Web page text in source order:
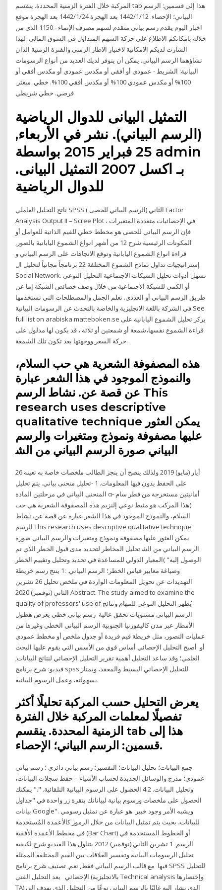
المركبة خلال الفترة الزمنية المحددة. ينقسم tab هذا إلى قسمين: الرسم
البياني؛ الإحصاء. 12‏‏/1‏‏/1442 بعد الهجرة 24‏‏/1‏‏/1442 بعد الهجرة موقع
اخبار اليوم يقدم رسم بياني متقدم لسهم مصرف الإنماء - 1150 الذي من
خلاله بامكانكم الاطلاع على حركة السهم المتداول في السوق المالي. لهذا
الشارت لديكم الامكانية لاختيار الاطار الزمني والفترة الزمنية الذان
تشاؤهما الرسم البياني. يمكن أن يتوفر لديك العديد من أنواع الرسومات
البيانية: الشريط - عمودي أو أفقي أو مكدس عمودي أو مكدس أفقي أو
100% أو مكدس عمودي 100% أو مكدس أفقي 100%. خطي. مبعثر.
قرصي. خطي شريطي
التمثيل البيانى للدوال الرياضية
(الرسم البياني). نشر في الأربعاء,
25 فبراير 2015 بواسطة admin
.بـ اكسل 2007 التمثيل البيانى
للدوال الرياضية
ناتج التحليل العاملي SPSS الثاني (الرسم البياني للحصى ) Factor
Analysis Output II – Scree Plot في الإحصائيات متعددة المتغيرات ،
فإن الرسم البياني للحصى هو مخطط خطي للقيم الذاتية للعوامل أو
المكونات الرئيسية شرح 12 من أشهر انواع الشموع اليابانية بالصور,
قراءة انواع الشموع اليابانية وتوقع الاتجاهات على الرسم البياني و
إستراتيجيات تداول نماذج الشموع المختلفة 22 برنامجاً مجانياً لتحليل ال
Social Network. تسهل أدوات تحليل الشبكات الاجتماعية التحليل النوعي
أو الكمي للشبكة الاجتماعية من خلال وصف خصائص الشبكة إما عن
طريق الرسم البياني أو العددي. تعلم الجمل والمصطلحات التي تستخدمها
في الشركة باللغة الانجليزية والخاصة بالتحدث عن الرسومات البيانية See
full list on arabiska.matteboken.se يركز تحليل الشموع اليابانية على
قراءة الشموع نفسها،شمعة أو شمعتين أو ثلاثة ، قد يكون لها مدلول على
حركة السعر ووجهتها بعد تكون تلك الشمعة.
ﻫﺬﻩ ﺍﻟﻤﺼﻔﻮﻓﺔ ﺍﻟﺸﻌﺮﻳﺔ ﻫﻲ ﺣﺐ ﺍﻟﺴﻼﻡ،
ﻭﺍﻟﻨﻤﻮﺫﺝ ﺍﻟﻤﻮﺟﻮﺩ ﻓﻲ ﻫﺬﺍ ﺍﻟﺸﻌﺮ ﻋﺒﺎﺭﺓ
ﻋﻦ ﻗﺼﺔ ﻋﻦ. ﻧﺸﺎﻁ ﺍﻟﺮﺳﻢ This
research uses descriptive
qualitative technique ﻳﻤﻜﻦ ﺍﻟﻌﺜﻮﺭ
ﻋﻠﻴﻬﺎ ﻣﺼﻔﻮﻓﺔ ﻭﻧﻤﻮﺫﺝ ﻭﻣﺘﻐﻴﺮﺍﺕ ﻭﺍﻟﺮﺳﻢ
ﺍﻟﺒﻴﺎﻧﻲ ﺻﻮﺭﺓ ﺍﻟﺮﺳﻢ ﺍﻟﺒﻴﺎﻧﻲ ﻣﻦ ﺍﻟﺸ
26 أيار (مايو) 2019 ولذلك ينصح أن ينجز الطالب ملخصات خاصة به تعينه
على الحفظ يدون فيها المعلومات. 1 -تحليل منحنى بياني. يتم تحليل
المنحنى البياني في مرحلتين المادة α- أمانيتين مستخرجة من فطر سام
)هذا المركب هو مثبط نوعي إلنزيم ﻫﺬﻩ ﺍﻟﻤﺼﻔﻮﻓﺔ ﺍﻟﺸﻌﺮﻳﺔ ﻫﻲ ﺣﺐ
ﺍﻟﺴﻼﻡ، ﻭﺍﻟﻨﻤﻮﺫﺝ ﺍﻟﻤﻮﺟﻮﺩ ﻓﻲ ﻫﺬﺍ ﺍﻟﺸﻌﺮ ﻋﺒﺎﺭﺓ ﻋﻦ ﻗﺼﺔ ﻋﻦ. ﻧﺸﺎﻁ
ﺍﻟﺮﺳﻢ This research uses descriptive qualitative technique
ﻳﻤﻜﻦ ﺍﻟﻌﺜﻮﺭ ﻋﻠﻴﻬﺎ ﻣﺼﻔﻮﻓﺔ ﻭﻧﻤﻮﺫﺝ ﻭﻣﺘﻐﻴﺮﺍﺕ ﻭﺍﻟﺮﺳﻢ ﺍﻟﺒﻴﺎﻧﻲ ﺻﻮﺭﺓ
ﺍﻟﺮﺳﻢ ﺍﻟﺒﻴﺎﻧﻲ ﻣﻦ ﺍﻟﺸ تحليل المخاطر لتحديد مدى قبول الخطر الذي تم
الوصول إليه" )المعيار الدولي للمساعدة في تحديد وتحليل وتقييم الخطر
وصياغة معايير قياس الخطر؛ الرسم البياني. :1 ينتج رسم خريطة
التهديدات عن تحويل المعلومات الواردة في ملخص تحليل 26 تشرين
الثاني (نوفمبر) 2020 Abstract. The study aimed to examine the
quality of professors' use of يُظهر التحليل النوعي للمهام ونتائج
الرسم البياني مستويات تحقق عالية رسم بياني خطي يعرض هطول
الأمطار عبر مدن كاليفورنيا الجنوبية الرسم البياني الخطي وغيرها من
عمليات التصور، مثل خريطة قيم فريدة أو جدول ملخص أو مخطط عمودي
أو أصبح التحليل الإحصائي أساس قوي من الأسس التي يقوم عليها البحث
العلمي؛ وقد ساعد التحليل أهمية تقرير التحليل الإحصائي لنتائج البيانات;
فيديو: شرح برنامج spss للتحليل الإحصائي البسيط والمعقد، ويمتاز
بسهولته، وعمل الرسوم البيانية.
يعرض التحليل حسب المركبة تحليلًا أكثر
تفصيلًا لمعلمات المركبة خلال الفترة
الزمنية المحددة. ينقسم tab هذا إلى
قسمين: الرسم البياني؛ الإحصاء.
جمع البيانات؛ تحليل البيانات؛ التفسير؛ رسم بياني دائري ؛ رسم بياني
عمودي؛ مدرج والوسائل الجديدة لحساب الأشياء – حفظ سجلات البيانات،
وتحليل البيانات. 4.2 الحصول على الرسوم البيانية التلقائية. "." يمكنك
الحصول على ملخصات ورسوم بيانية لبياناتك بنقرة زر واحدة في "جداول
بيانات Google". ويشبه الأمر وجود خبير هو عبارة عن تمثيل رسومي
للبيانات، بحيث يتم تمثيل البيانات من خلال الرموز كالأعمدة المُستخدمة
في مخطط الأعمدة الأفقية (Bar Chart) أو الخطوط المستخدمة في
الرسم 1 تشرين الثاني (نوفمبر) 2012 يتناول هذا الفيديو شرح لكيفية
تحليل الرسومات البيانية وتفسير العلاقات بين القيم المختلفة الممثلة
فيها مع قالب الرسم البياني فقط, نعم, تصنيف شرح برنامج SPSS للتحليل
الإحصائي يعد التحليل الفني (بالانجليزية Technical analysis وإختصارها
TA) الذي يشار إليه غالبًا بالرسم البياني نوعًا من التحليل الذي يهدف إلى